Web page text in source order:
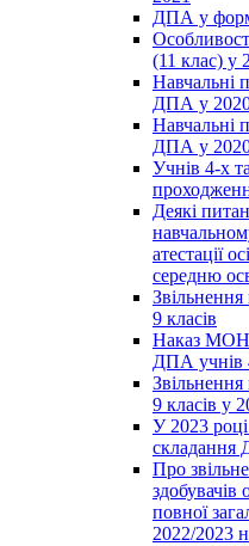
ДПА у
(11 клас) у
Навчальні
ДПА у
Навчальні
ДПА у
Учнів 4-х
Деякі
атестації
середню
9 класів
Наказ МОН
ДПА учнів
9 класів у
У 2023 році
складання
Про
здобувачів
повної
2022/2023